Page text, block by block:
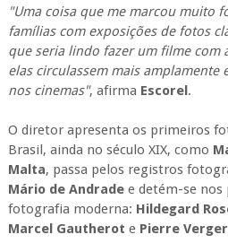
"Uma coisa que me marcou muito
famílias com exposições de fotos
que seria lindo fazer um filme com
elas circulassem mais amplamente
nos cinemas", afirma Escorel.
O diretor apresenta os primeiros
Brasil, ainda no século XIX, como
Malta, passa pelos registros
Mário de Andradee detém-se nos
fotografia moderna: Hildegard
Marcel Gautherot e Pierre Verger